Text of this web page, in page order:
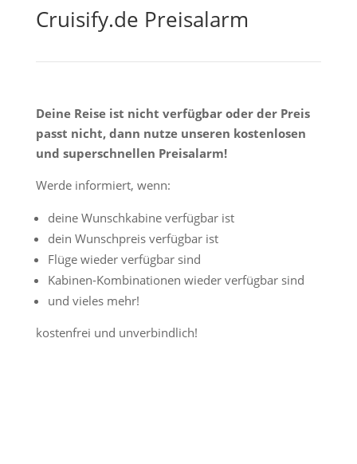
Cruisify.de Preisalarm
Deine Reise ist nicht verfügbar oder der Preis
passt nicht, dann nutze unseren kostenlosen
und superschnellen Preisalarm!
Werde informiert, wenn:
deine Wunschkabine verfügbar ist
dein Wunschpreis verfügbar ist
Flüge wieder verfügbar sind
Kabinen-Kombinationen wieder verfügbar sind
und vieles mehr!
kostenfrei und unverbindlich!